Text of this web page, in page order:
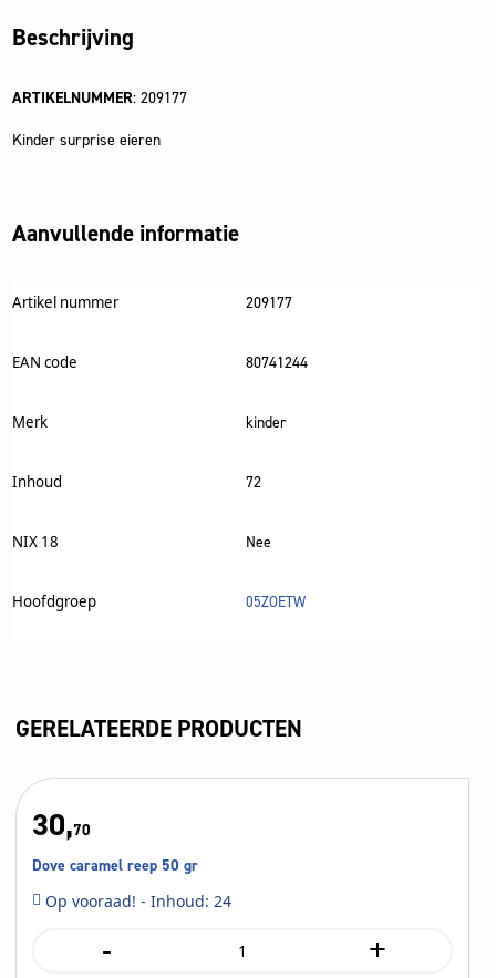
Beschrijving
ARTIKELNUMMER: 209177
Kinder surprise eieren
Aanvullende informatie
Artikel nummer 209177
EAN code 80741244
Merk kinder
Inhoud 72
NIX 18 Nee
Hoofdgroep 05ZOETW
GERELATEERDE PRODUCTEN
30,70
Dove caramel reep 50 gr
Op vooraad! - Inhoud: 24
- +